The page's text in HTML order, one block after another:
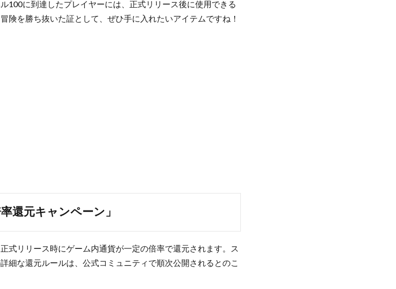
100に到達したプレイヤーには、正式リリース後に使用できる
険を勝ち抜いた証として、ぜひ手に入れたいアイテムですね！
還元キャンペーン」
式リリース時にゲーム内通貨が一定の倍率で還元されます。ス
細な還元ルールは、公式コミュニティで順次公開されるとのこ